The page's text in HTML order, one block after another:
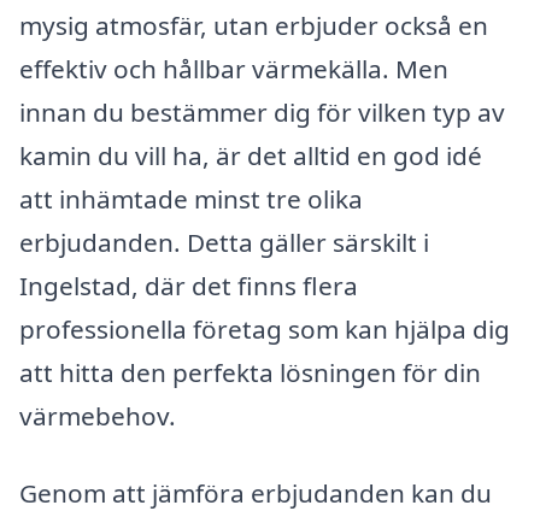
mysig atmosfär, utan erbjuder också en
effektiv och hållbar värmekälla. Men
innan du bestämmer dig för vilken typ av
kamin du vill ha, är det alltid en god idé
att inhämtade minst tre olika
erbjudanden. Detta gäller särskilt i
Ingelstad, där det finns flera
professionella företag som kan hjälpa dig
att hitta den perfekta lösningen för din
värmebehov.
Genom att jämföra erbjudanden kan du